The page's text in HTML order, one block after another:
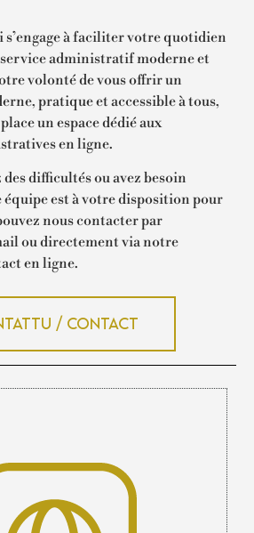
à faciliter votre quotidien
administratif moderne et
volonté de vous offrir un
pratique et accessible à tous,
un espace dédié aux
en ligne.
difficultés ou avez besoin
équipe est à votre disposition pour
nous contacter par
ou directement via notre
en ligne.
/ Contact